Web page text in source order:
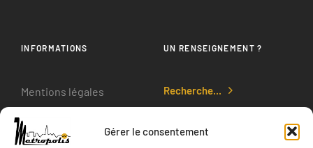
Gérer le consentement
INFORMATIONS
Mentions légales
Politique de cookies
Plan du Site
UN RENSEIGNEMENT ?
Recherche...
Contact